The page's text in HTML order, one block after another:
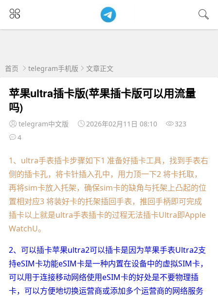
首页 telegram手机版 文章正文
苹果ultra插卡版(苹果插卡版可以用流量
吗)
telegram中文版 2026年02月11日 08:10
323
4
1、ultra手表插卡步骤如下1 准备好插卡工具，找到手表右
侧的插卡孔，将卡针插入孔中，用力顶一下2 将卡托取，
再将sim卡放入托架，确保sim卡的缺角与托架上凸起的位
置相对应3 将装好卡的托架插回手表，推回手柄即可完成
插卡以上就是ultra手表插卡的过程无法插卡Ultra即Apple
WatchU。
2、可以插卡苹果ultra2可以插卡是因为苹果手表Ultra2支
持eSIM卡功能eSIM卡是一种内置在设备中的虚拟SIM卡，
可以用于连接移动网络使用eSIM卡的好处是不要物理插
卡，可以方便地切换运营商或添加多个运营商的网络服务